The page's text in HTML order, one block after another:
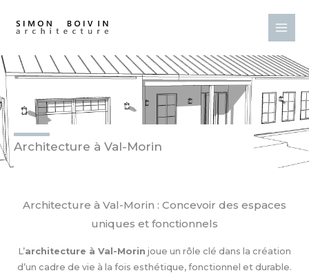
Architecture à Val-Morin
Architecture à Val-Morin : Concevoir des espaces
uniques et fonctionnels
L’architecture à Val-Morin joue un rôle clé dans la création
d’un cadre de vie à la fois esthétique, fonctionnel et durable.